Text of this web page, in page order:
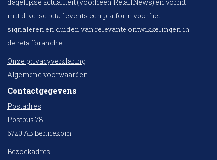
dagelijkse actualiteit (voorheen RetailNews) en vormt
met diverse retailevents een platform voor het
signaleren en duiden van relevante ontwikkelingen in
de retailbranche.
Onze privacyverklaring
Algemene voorwaarden
Contactgegevens
Postadres
Postbus 78
6720 AB Bennekom
Bezoekadres